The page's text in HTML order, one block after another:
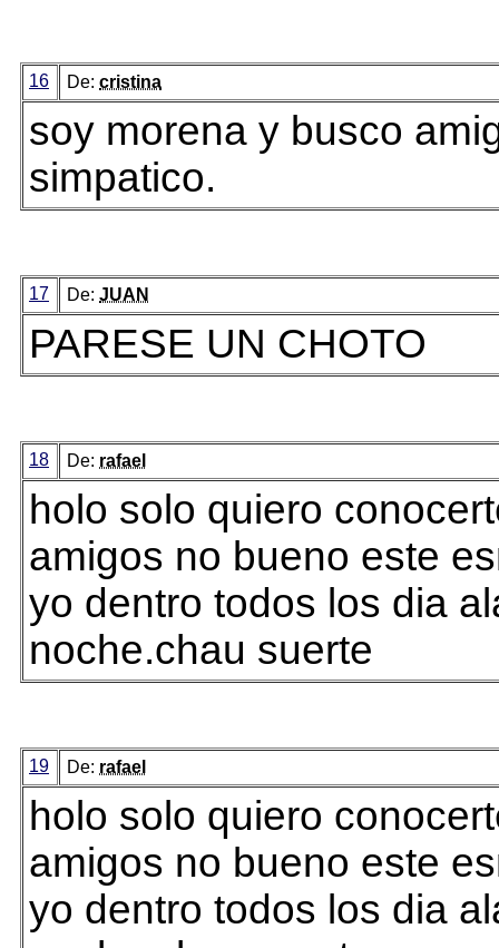
16 De: cristina
soy morena y busco
simpatico.
17 De: JUAN
PARESE UN CHOTO
18 De: rafael
holo solo quiero
amigos no bueno este
yo dentro todos los dia
noche.chau suerte
19 De: rafael
holo solo quiero
amigos no bueno este
yo dentro todos los dia